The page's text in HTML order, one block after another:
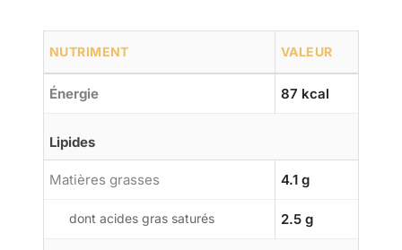
NUTRIMENT VALEUR
Énergie 87 kcal
Lipides
Matières grasses 4.1 g
dont acides gras saturés 2.5 g